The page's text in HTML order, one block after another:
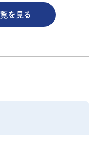
を見る